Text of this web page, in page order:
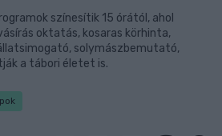
színesítik 15 órától, ahol
oktatás, kosaras körhinta,
solymászbemutató,
a tábori életet is.